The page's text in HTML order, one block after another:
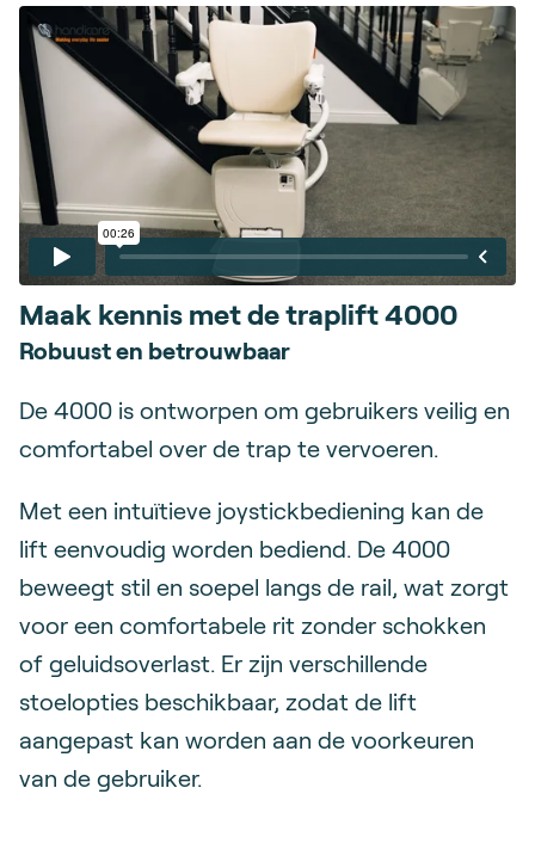
Maak kennis met de traplift 4000
Robuust en betrouwbaar
De 4000 is ontworpen om gebruikers veilig en
comfortabel over de trap te vervoeren.
Met een intuïtieve joystickbediening kan de
lift eenvoudig worden bediend. De 4000
beweegt stil en soepel langs de rail, wat zorgt
voor een comfortabele rit zonder schokken
of geluidsoverlast. Er zijn verschillende
stoelopties beschikbaar, zodat de lift
aangepast kan worden aan de voorkeuren
van de gebruiker.